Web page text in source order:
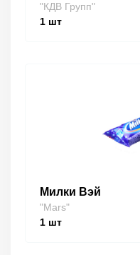
"КДВ Групп"
1 шт
Милки Вэй
"Mars"
1 шт